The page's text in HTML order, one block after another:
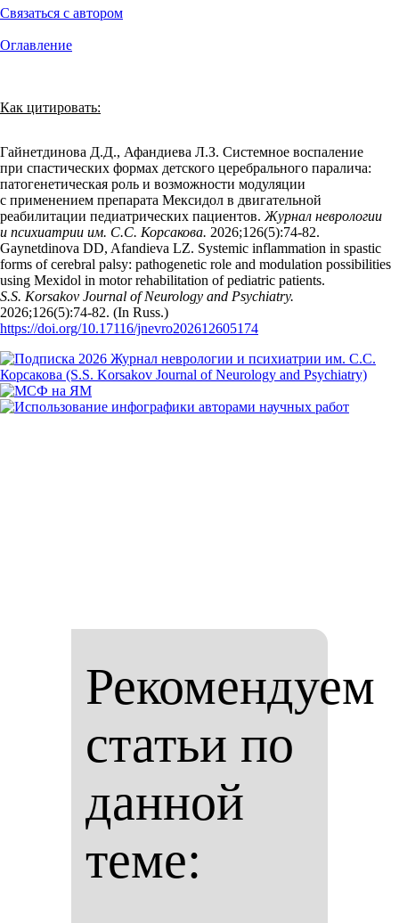
Связаться с автором
Оглавление
Как цитировать:
Гайнетдинова Д.Д., Афандиева Л.З. Системное воспаление
при спастических формах детского церебрального паралича:
патогенетическая роль и возможности модуляции
с применением препарата Мексидол в двигательной
реабилитации педиатрических пациентов. Журнал неврологии
и психиатрии им. С.С. Корсакова. 2026;126(5):74‑82.
Gaynetdinova DD, Afandieva LZ. Systemic inflammation in spastic
forms of cerebral palsy: pathogenetic role and modulation possibilities
using Mexidol in motor rehabilitation of pediatric patients.
S.S. Korsakov Journal of Neurology and Psychiatry.
2026;126(5):74‑82. (In Russ.)
https://doi.org/10.17116/jnevro202612605174
Рекомендуем
статьи по
данной
теме: